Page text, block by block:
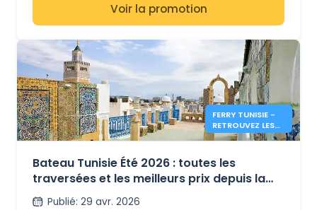
Voir la promotion
FERRY TUNISIE -
RETROUVEZ LES
INFOS & PRIX
Bateau Tunisie Été 2026 : toutes les
traversées et les meilleurs prix depuis la
France et l’Italie
Publié: 29 avr. 2026